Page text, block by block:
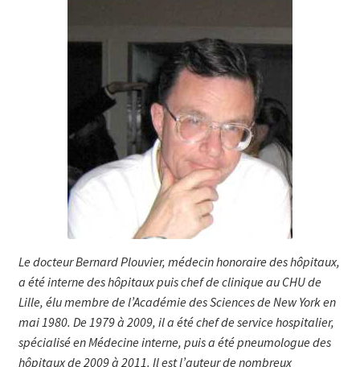
Le docteur Bernard Plouvier, médecin honoraire des hôpi­taux,
a été in­ter­ne des hôpitaux puis chef de clinique au CHU de
Lille, élu mem­bre de l’Académie des Scien­ces de New York en
mai 1980. De 1979 à 2009, il a été chef de service hospitalier,
spécialisé en Méde­cine interne, puis a été pneumologue des
hôpitaux de 2009 à 2011. Il est l’auteur de nombreux